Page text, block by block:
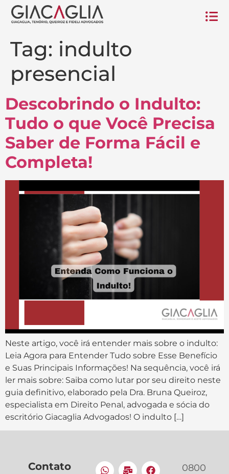
Tag: indulto
presencial
Descobrindo o Indulto:
Tudo o que Você Precisa
Saber de Forma Fácil e
Completa!
Neste artigo, você irá entender mais sobre o indulto:
Leia Agora para Entender Tudo sobre Esse Benefício
e Suas Principais Informações! Na sequência, você irá
ler mais sobre: Saiba como lutar por seu direito neste
guia definitivo, elaborado pela Dra. Bruna Queiroz,
especialista em Direito Penal, advogada e sócia do
escritório Giacaglia Advogados! O indulto […]
Contato
0800